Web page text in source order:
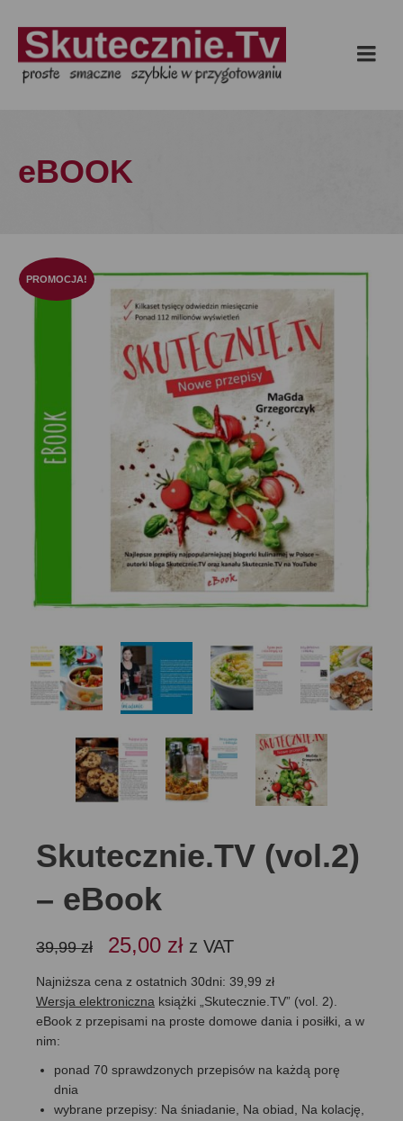
eBOOK
PROMOCJA!
Skutecznie.TV (vol.2)
– eBook
39,99zł
Pierwotna
wynosiła:
39,99 zł.
25,00 złAktualna
wynosi:
25,00 zł.
z VAT
Najniższa cena z ostatnich 30dni: 39,99 zł
Wersja elektroniczna książki „Skutecznie.TV” (vol. 2).
eBook z przepisami na proste domowe dania i posiłki, a w
nim:
ponad 70 sprawdzonych przepisów na każdą porę
dnia
wybrane przepisy: Na śniadanie, Na obiad, Na kolację,